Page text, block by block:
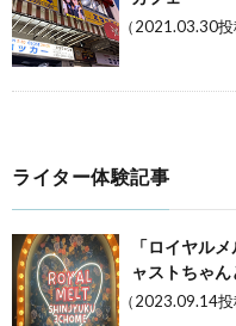
（2021.03.30投
ライター体験記事
「ロイヤル
ャストちゃん
（2023.09.14投